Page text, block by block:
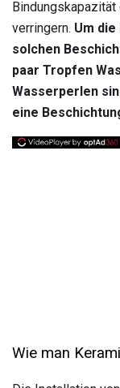
verringern. Um
solchen
paar Tropfen
Wasserperlen
eine
Wie man